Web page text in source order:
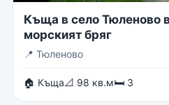
Къща в село Тюленово
морският бряг
📍 Тюленово
🏠 Къща📐 98 кв.м🛏 3